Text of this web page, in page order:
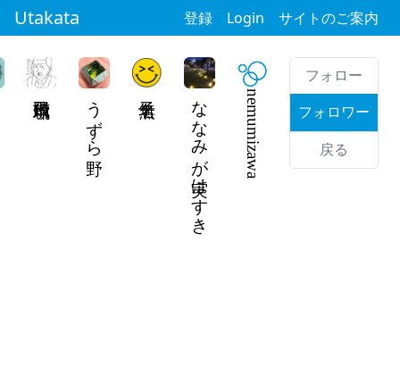
Utakata 登録 Login サイトのご案内
フォロー
フォロワー
戻る
nemumizawa
ななみが実はすき
うずら野